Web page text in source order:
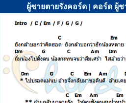
ผู้ชายตายรังคอร์ด | คอร์ด ผู้ช